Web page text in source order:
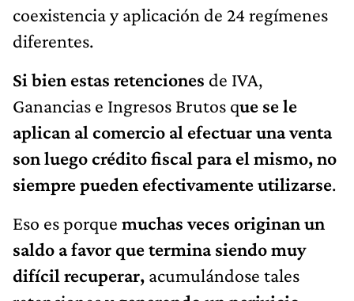
coexistencia y aplicación de 24 regímenes
diferentes.
Si bien estas retenciones de IVA,
Ganancias e Ingresos Brutos que se le
aplican al comercio al efectuar una venta
son luego crédito fiscal para el mismo, no
siempre pueden efectivamente utilizarse.
Eso es porque muchas veces originan un
saldo a favor que termina siendo muy
difícil recuperar, acumulándose tales